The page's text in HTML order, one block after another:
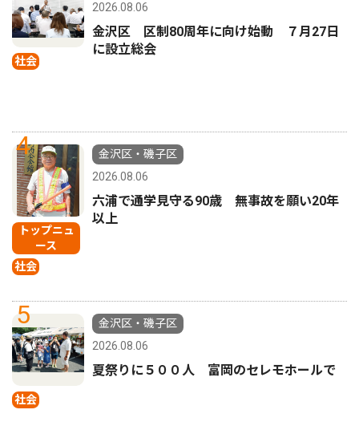
社会
2026.08.06
金沢区 区制80周年に向け始動 ７月27日
に設立総会
4
トップニュ
ース
社会
金沢区・磯子区
2026.08.06
六浦で通学見守る90歳 無事故を願い20年
以上
5
社会
金沢区・磯子区
2026.08.06
夏祭りに５００人 富岡のセレモホールで